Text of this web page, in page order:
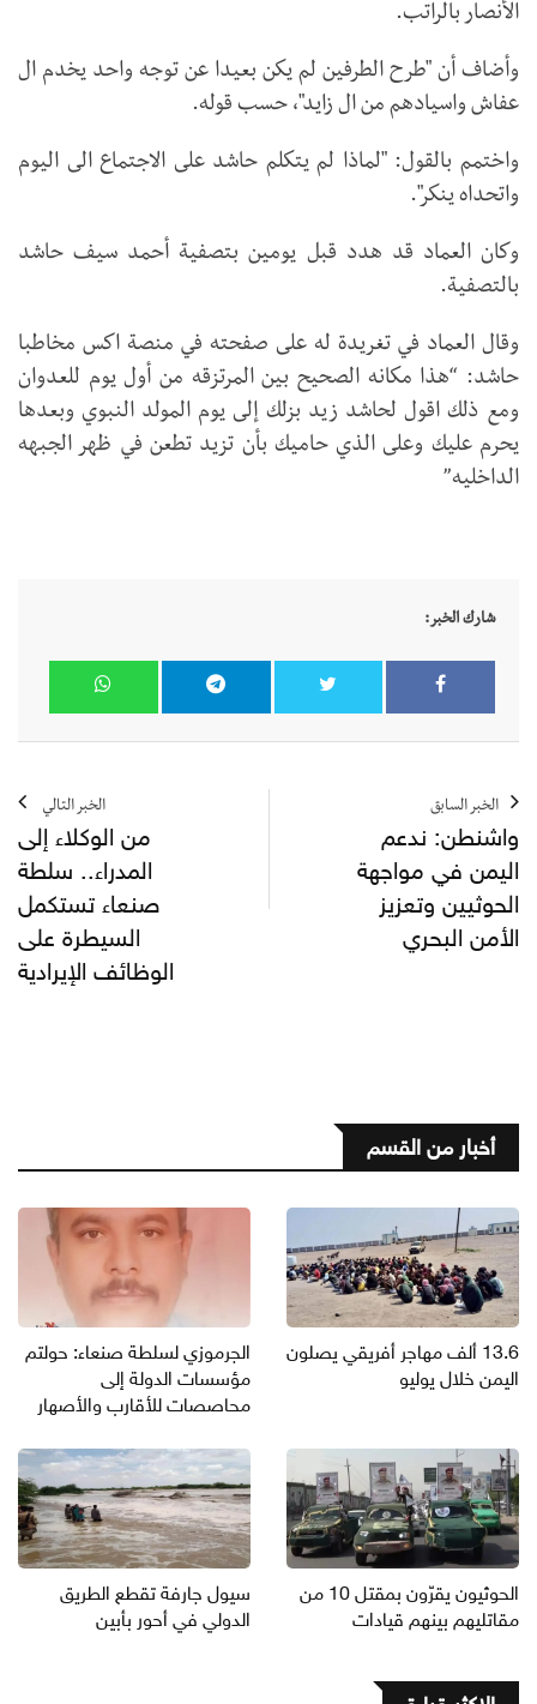
الأنصار بالراتب.
وأضاف أن "طرح الطرفين لم يكن بعيدا عن توجه واحد يخدم ال
عفاش واسيادهم من ال زايد"، حسب قوله.
واختمم بالقول: "لماذا لم يتكلم حاشد على الاجتماع الى اليوم
واتحداه ينكر".
وكان العماد قد هدد قبل يومين بتصفية أحمد سيف حاشد
بالتصفية.
وقال العماد في تغريدة له على صفحته في منصة اكس مخاطبا
حاشد: “‏هذا مكانه الصحيح بين المرتزقه من أول يوم للعدوان
ومع ذلك اقول لحاشد زيد بزلك إلى يوم المولد النبوي وبعدها
يحرم عليك وعلى الذي حاميك بأن تزيد تطعن في ظهر الجبهه
الداخليه”
شارك الخبر:
الخبر السابق
واشنطن: ندعم
اليمن في مواجهة
الحوثيين وتعزيز
الأمن البحري
الخبر التالي
من الوكلاء إلى
المدراء.. سلطة
صنعاء تستكمل
السيطرة على
الوظائف الإيرادية
أخبار من القسم
13.6 ألف مهاجر أفريقي يصلون
اليمن خلال يوليو
الجرموزي لسلطة صنعاء: حولتم
مؤسسات الدولة إلى
محاصصات للأقارب والأصهار
الحوثيون يقرّون بمقتل 10 من
مقاتليهم بينهم قيادات
سيول جارفة تقطع الطريق
الدولي في أحور بأبين